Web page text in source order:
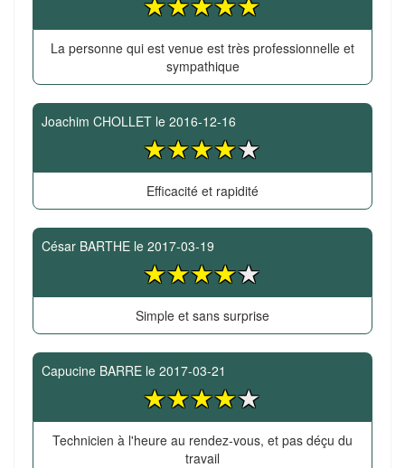
La personne qui est venue est très professionnelle et
sympathique
Joachim CHOLLET le 2016-12-16
Efficacité et rapidité
César BARTHE le 2017-03-19
Simple et sans surprise
Capucine BARRE le 2017-03-21
Technicien à l'heure au rendez-vous, et pas déçu du
travail